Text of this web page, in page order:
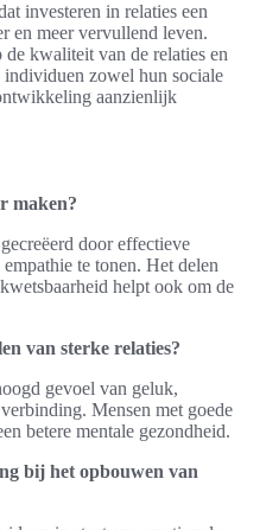
investeren in relaties een
en meer vervullend leven.
kwaliteit van de relaties en
zowel hun sociale
aanzienlijk
maken?
door effectieve
te tonen. Het delen
helpt ook om de
van sterke relaties?
gevoel van geluk,
Mensen met goede
betere mentale gezondheid.
bij het opbouwen van